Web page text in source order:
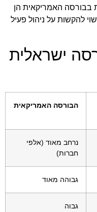
בבורסה האמריקאית הן
להקשות על ניהול פעיל
ישראלית
הבורסה האמריקאית
נרחב מאוד (אלפי
חברות)
גבוהה מאוד
גבוה